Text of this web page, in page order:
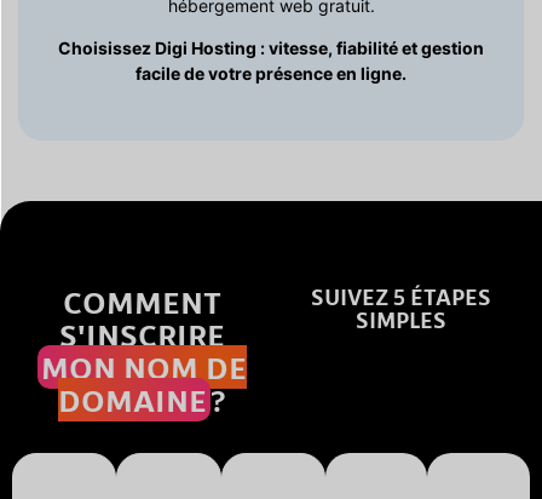
hébergement web gratuit.
Choisissez Digi Hosting : vitesse, fiabilité et gestion
facile de votre présence en ligne.
COMMENT
S'INSCRIRE
MON NOM DE
DOMAINE?
SUIVEZ 5 ÉTAPES
SIMPLES